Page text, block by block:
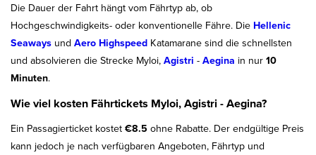
Die Dauer der Fahrt hängt vom Fährtyp ab, ob
Hochgeschwindigkeits- oder konventionelle Fähre. Die Hellenic
Seaways und Aero Highspeed Katamarane sind die schnellsten
und absolvieren die Strecke Myloi, Agistri - Aegina in nur 10
Minuten.
Wie viel kosten Fährtickets Myloi, Agistri - Aegina?
Ein Passagierticket kostet €8.5 ohne Rabatte. Der endgültige Preis
kann jedoch je nach verfügbaren Angeboten, Fährtyp und